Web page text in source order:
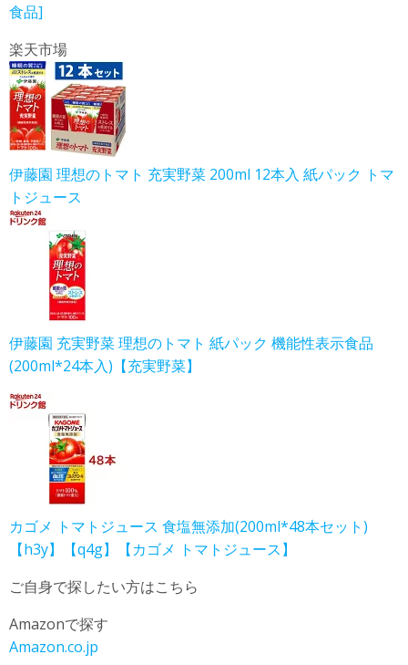
食品]
楽天市場
伊藤園 理想のトマト 充実野菜 200ml 12本入 紙パック トマ
トジュース
伊藤園 充実野菜 理想のトマト 紙パック 機能性表示食品
(200ml*24本入)【充実野菜】
カゴメ トマトジュース 食塩無添加(200ml*48本セット)
【h3y】【q4g】【カゴメ トマトジュース】
ご自身で探したい方はこちら
Amazonで探す
Amazon.co.jp